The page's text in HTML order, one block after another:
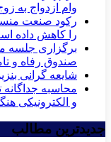
وام ازدواج به
رکود صنعت
را کاهش داده
صندوق رفاه و
شایعه گرانی
و الکترونیکی
جدیدترین مطالب